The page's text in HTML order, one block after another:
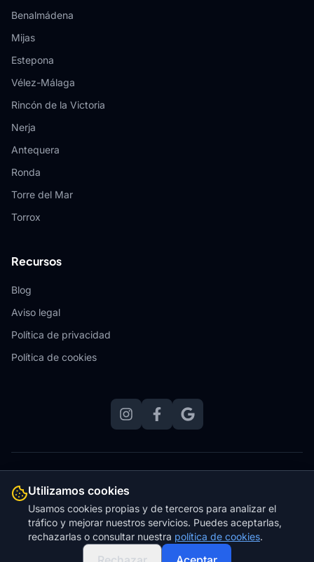
Benalmádena
Mijas
Estepona
Vélez-Málaga
Rincón de la Victoria
Nerja
Antequera
Ronda
Torre del Mar
Torrox
Recursos
Blog
Aviso legal
Política de privacidad
Política de cookies
Web diseñada, alojada y mantenida por
Utilizamos cookies
Usamos cookies propias y de terceros para analizar el
tráfico y mejorar nuestros servicios. Puedes aceptarlas,
rechazarlas o consultar nuestra política de cookies.